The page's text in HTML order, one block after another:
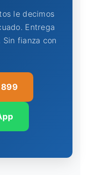
le decimos
Entrega
Sin fianza con
899